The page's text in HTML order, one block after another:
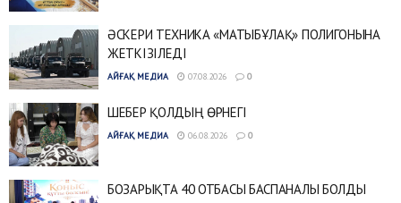
ӘСКЕРИ ТЕХНИКА «МАТЫБҰЛАҚ» ПОЛИГОНЫНА
ЖЕТКІЗІЛЕДІ
АЙҒАҚ МЕДИА 07.08.2026 0
ШЕБЕР ҚОЛДЫҢ ӨРНЕГІ
АЙҒАҚ МЕДИА 06.08.2026 0
БОЗАРЫҚТА 40 ОТБАСЫ БАСПАНАЛЫ БОЛДЫ